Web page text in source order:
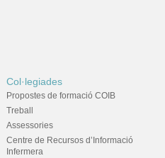
Col·legiades
Propostes de formació COIB
Treball
Assessories
Centre de Recursos d’Informació
Infermera